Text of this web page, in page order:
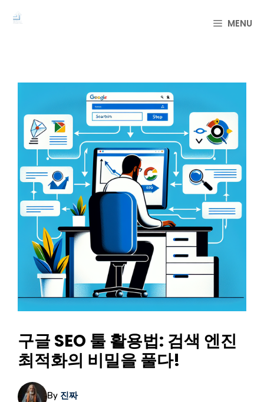
MENU
구글 SEO 툴 활용법: 검색 엔진
최적화의 비밀을 풀다!
By 진짜